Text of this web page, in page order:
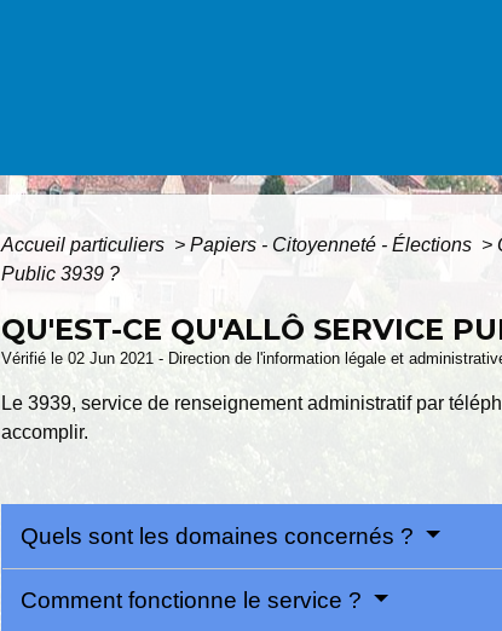
Accueil particuliers > Papiers - Citoyenneté - Élections >
Public 3939 ?
QU'EST-CE QU'ALLÔ SERVICE
Vérifié le 02 Jun 2021 - Direction de l'information légale et
Le 3939, service de renseignement administratif par
accomplir.
Quels sont les domaines concernés ?
Comment fonctionne le service ?